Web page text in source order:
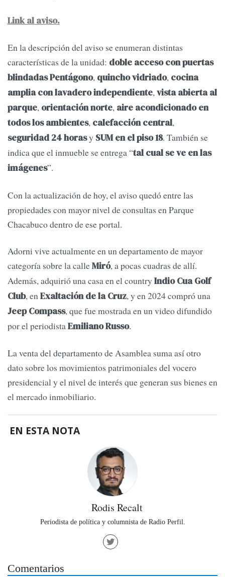
Link al aviso.
En la descripción del aviso se enumeran distintas
características de la unidad: doble acceso con puertas
blindadas Pentágono, quincho vidriado, cocina
amplia con lavadero independiente,vista abierta al
parque, orientación norte, aire acondicionado en
todos los ambientes, calefacción central,
seguridad 24 horasy SUM en el piso 18. También se
indica que el inmueble se entrega “tal cual se ve en las
imágenes”.
Con la actualización de hoy, el aviso quedó entre las
propiedades con mayor nivel de consultas en Parque
Chacabuco dentro de ese portal.
Adorni vive actualmente en un departamento de mayor
categoría sobre la calleMiró, a pocas cuadras de allí.
Además, adquirió una casa en el country Indio Cua Golf
Club, enExaltación de la Cruz, y en 2024 compró una
Jeep Compass, que fue mostrada en un video difundido
por el periodistaEmiliano Russo.
La venta del departamento de Asamblea suma así otro
dato sobre los movimientos patrimoniales del vocero
presidencial y el nivel de interés que generan sus bienes en
el mercado inmobiliario.
EN ESTA NOTA
Rodis Recalt
Periodista de política y columnista de Radio Perfil.
Comentarios